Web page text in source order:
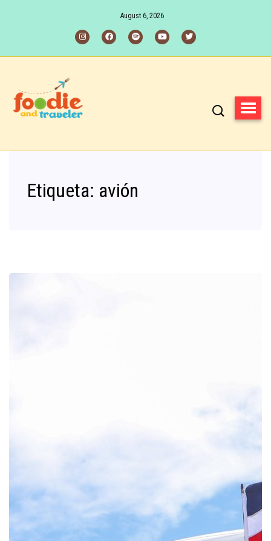
August 6, 2026
Etiqueta: avión